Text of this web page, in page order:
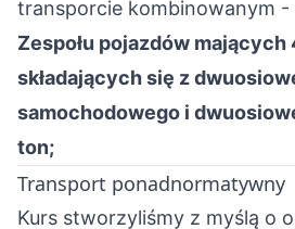
transporcie kombinowanym
Zespołu pojazdów mających
składających się z
samochodowego i
ton;
Transport ponadnormatywny
Kurs stworzyliśmy z myślą o